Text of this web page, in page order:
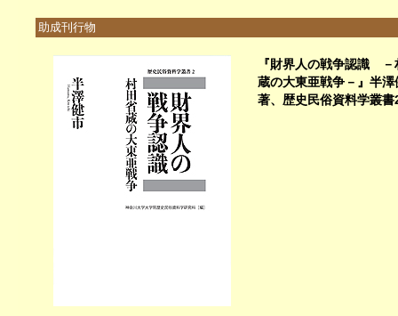
助成刊行物
『財界人の戦争認識 －
蔵の大東亜戦争－』半澤
著、歴史民俗資料学叢書